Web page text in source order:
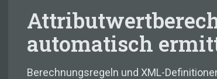
automatisch
Berechnungsregeln und XML-